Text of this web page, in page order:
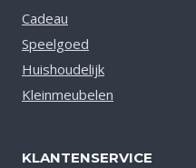
Cadeau
Speelgoed
Huishoudelijk
Kleinmeubelen
KLANTENSERVICE